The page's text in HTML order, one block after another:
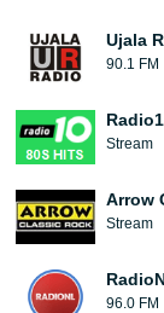
Ujala
90.1 FM
Stream
Arrow
Stream
96.0 FM